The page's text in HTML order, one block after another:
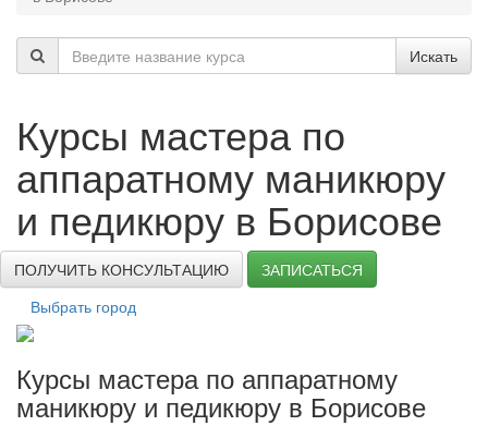
Искать
Курсы мастера по
аппаратному маникюру
и педикюру в Борисове
ПОЛУЧИТЬ КОНСУЛЬТАЦИЮ
ЗАПИСАТЬСЯ
Выбрать город
Курсы мастера по аппаратному
маникюру и педикюру в Борисове